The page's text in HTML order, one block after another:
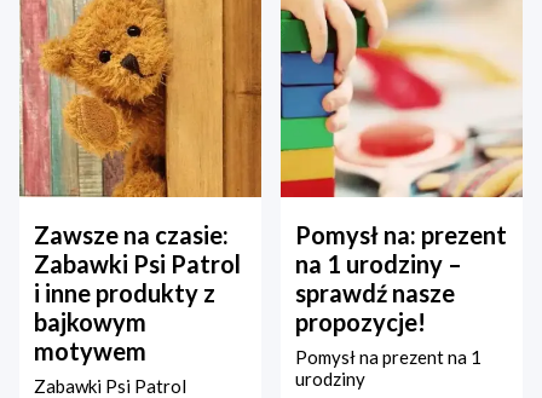
Zawsze na czasie:
Zabawki Psi Patrol
i inne produkty z
bajkowym
motywem
Zabawki Psi Patrol
Pomysł na: prezent
na 1 urodziny –
sprawdź nasze
propozycje!
Pomysł na prezent na 1
urodziny